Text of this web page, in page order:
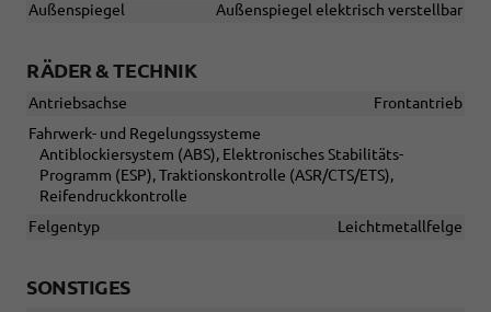
Außenspiegel Außenspiegel elektrisch verstellbar
RÄDER & TECHNIK
Antriebsachse
Frontantrieb
Fahrwerk- und Regelungssysteme
Antiblockiersystem (ABS), Elektronisches Stabilitäts-
Programm (ESP), Traktionskontrolle (ASR/CTS/ETS),
Reifendruckkontrolle
Felgentyp
Leichtmetallfelge
SONSTIGES